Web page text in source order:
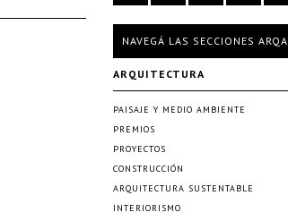
NAVEGÁ LAS SECCIONES ARQA
ARQUITECTURA
PAISAJE Y MEDIO AMBIENTE
PREMIOS
PROYECTOS
CONSTRUCCIÓN
ARQUITECTURA SUSTENTABLE
INTERIORISMO